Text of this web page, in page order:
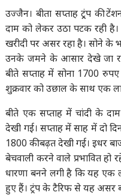
उज्जैन। बीता सप्ताह ट्र्रंप की
दाम को लेकर उठा पटक रही
खरीदी पर असर रहा है। सोने के
उनके जमने के आसार देखे जा रहे
बीते सप्ताह में सोना 1700
शुक्रवार को उछाल के साथ एक
बीते एक सप्ताह में चांदी के दाम
देखी गई। सप्ताह में साह में दो
1800 की बढ़त देखी गई। इधर
बेचवाली करने वाले प्रभावित
धारणा बनने लगी है कि यह
हुए हैं। ट्रंप के टैरिफ से यह असर